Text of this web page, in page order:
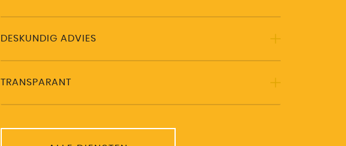
DESKUNDIG ADVIES
TRANSPARANT